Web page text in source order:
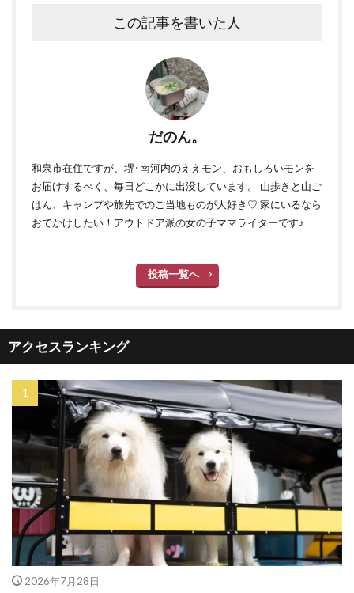
この記事を書いた人
だのん。
和泉市在住ですが、堺･南河内のええモン、おもしろいモンを
お届けするべく、毎日どこかに出没しています。 山歩きと山ご
はん、キャンプや旅先でのご当地ものが大好き♡ 家にいるなら
おでかけしたい！アウトドア派の女の子ママライターです♪
投稿一覧へ
アクセスランキング
2026年7月28日